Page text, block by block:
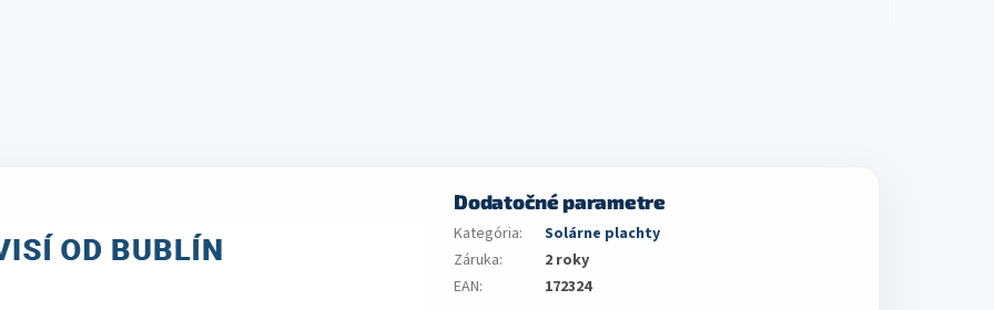
Dodatočné parametre
Kategória:
Solárne plachty
Záruka:
2 roky
EAN: 172324